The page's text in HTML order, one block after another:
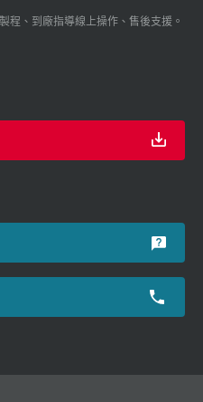
程、到廠指導線上操作、售後支援。